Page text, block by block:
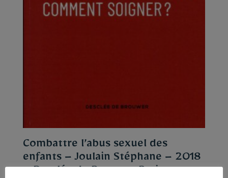
Combattre l’abus sexuel des
enfants – Joulain Stéphane – 2018